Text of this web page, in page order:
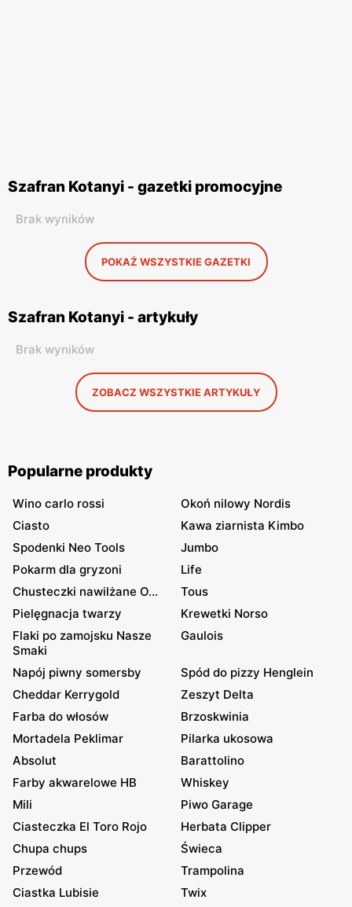
Szafran Kotanyi - gazetki promocyjne
Brak wyników
POKAŻ WSZYSTKIE GAZETKI
Szafran Kotanyi - artykuły
Brak wyników
ZOBACZ WSZYSTKIE ARTYKUŁY
Popularne produkty
Wino carlo rossi
Okoń nilowy Nordis
Ciasto
Kawa ziarnista Kimbo
Spodenki Neo Tools
Jumbo
Pokarm dla gryzoni
Life
Chusteczki nawilżane O...
Tous
Pielęgnacja twarzy
Krewetki Norso
Flaki po zamojsku Nasze
Smaki
Gaulois
Napój piwny somersby
Spód do pizzy Henglein
Cheddar Kerrygold
Zeszyt Delta
Farba do włosów
Brzoskwinia
Mortadela Peklimar
Pilarka ukosowa
Absolut
Barattolino
Farby akwarelowe HB
Whiskey
Mili
Piwo Garage
Ciasteczka El Toro Rojo
Herbata Clipper
Chupa chups
Świeca
Przewód
Trampolina
Ciastka Lubisie
Twix